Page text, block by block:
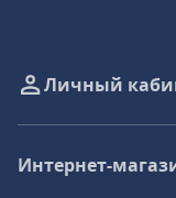
Личный
Интернет-